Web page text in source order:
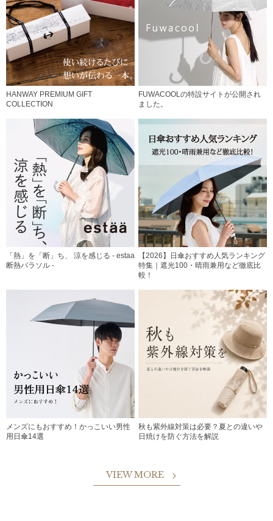
HANWAY PREMIUM GIFT
COLLECTION
FUWACOOLの特設サイトが公開され
ました。
「熱」を「断」ち、 涼を感じる - estaa
断熱パラソル -
【2026】日傘おすすめ人気ランキング
特集｜遮光100・晴雨兼用など徹底比
較！
メンズにもおすすめ！かっこいい男性
用日傘14選
秋も紫外線対策は必要？夏との違いや
日焼けを防ぐ方法を解説
VIEW MORE